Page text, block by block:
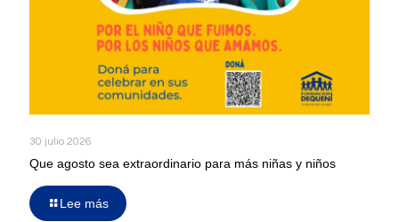
30 julio 2026
Que agosto sea extraordinario para más niñas y niños
Lee más